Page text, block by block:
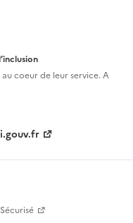
coeur de leur service. A